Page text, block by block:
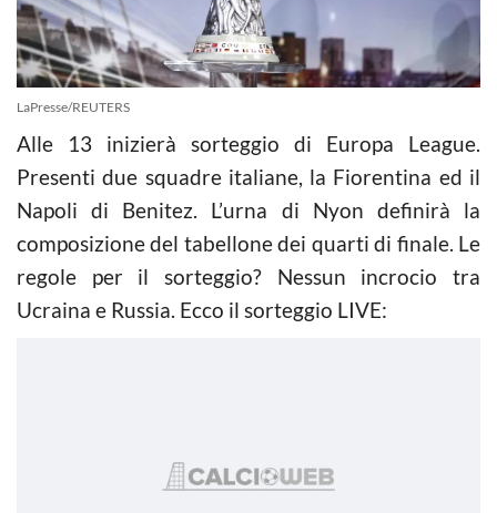
LaPresse/REUTERS
Alle 13 inizierà sorteggio di Europa League.
Presenti due squadre italiane, la Fiorentina ed il
Napoli di Benitez. L’urna di Nyon definirà la
composizione del tabellone dei quarti di finale. Le
regole per il sorteggio? Nessun incrocio tra
Ucraina e Russia. Ecco il sorteggio LIVE: